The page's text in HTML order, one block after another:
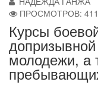
ПРОСМОТРОВ: 411
Курсы
молодежи, а